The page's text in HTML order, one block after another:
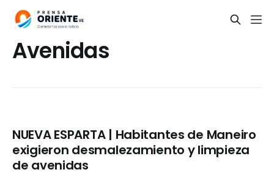
Avenidas
NUEVA ESPARTA | Habitantes de Maneiro
exigieron desmalezamiento y limpieza
de avenidas